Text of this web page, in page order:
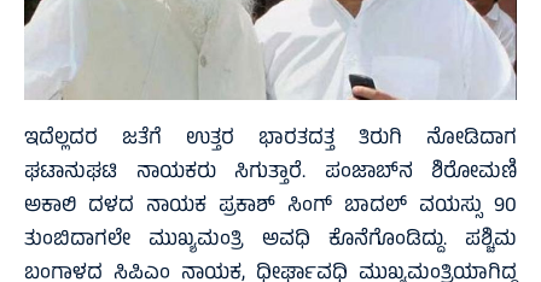
ಇದೆಲ್ಲದರ ಜತೆಗೆ ಉತ್ತರ ಭಾರತದತ್ತ ತಿರುಗಿ ನೋಡಿದಾಗ
ಘಟಾನುಘಟಿ ನಾಯಕರು ಸಿಗುತ್ತಾರೆ. ಪಂಜಾಬ್‍ನ ಶಿರೋಮಣಿ
ಅಕಾಲಿ ದಳದ ನಾಯಕ ಪ್ರಕಾಶ್ ಸಿಂಗ್ ಬಾದಲ್ ವಯಸ್ಸು 90
ತುಂಬಿದಾಗಲೇ ಮುಖ್ಯಮಂತ್ರಿ ಅವಧಿ ಕೊನೆಗೊಂಡಿದ್ದು. ಪಶ್ಚಿಮ
ಬಂಗಾಳದ ಸಿಪಿಎಂ ನಾಯಕ, ಧೀರ್ಘಾವಧಿ ಮುಖ್ಯಮಂತ್ರಿಯಾಗಿದ್ದ